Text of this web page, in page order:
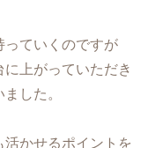
っていくのですが
上がっていただき
した。
かせるポイントを